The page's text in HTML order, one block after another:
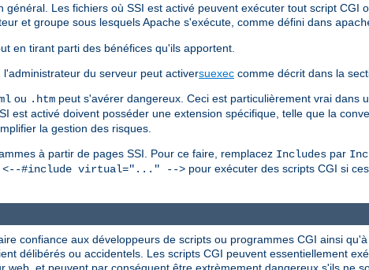
Les fichiers où SSI est activé peuvent exécuter tout script CGI
et groupe sous lesquels Apache s'exécute, comme défini dans
en tirant parti des bénéfices qu'ils apportent.
du serveur peut activersuexec comme décrit dans la
ou .htm peut s'avérer dangereux. Ceci est particulièrement vrai dans
est activé doivent posséder une extension spécifique, telle que la
la gestion des risques.
à partir de pages SSI. Pour ce faire, remplacez Includes par
<--#include virtual="..." --> pour exécuter des scripts CGI si
confiance aux développeurs de scripts ou programmes CGI ainsi
délibérés ou accidentels. Les scripts CGI peuvent essentiellement